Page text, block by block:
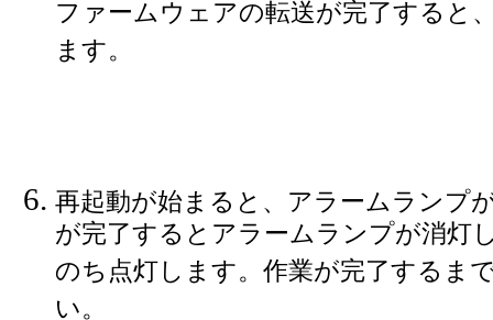
ファームウェアの転送が完了すると
ます。
再起動が始まると、アラームランプ
が完了するとアラームランプが消灯
のち点灯します。作業が完了するま
い。